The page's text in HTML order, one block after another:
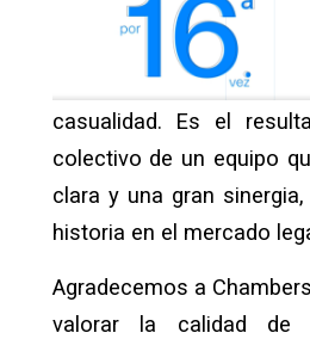
casualidad. Es el
colectivo de un equipo
clara y una gran
historia en el mercado
Agradecemos a
valorar la calidad de